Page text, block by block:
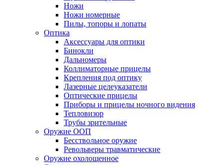
Ножи
Ножи номерные
Пилы, топоры и лопаты
Оптика
Аксессуары для оптики
Бинокли
Дальномеры
Коллиматорные прицелы
Крепления под оптику
Лазерные целеуказатели
Оптические прицелы
Приборы и прицелы ночного видения
Тепловизор
Трубы зрительные
Оружие ООП
Бесствольное оружие
Револьверы травматические
Оружие охолощенное